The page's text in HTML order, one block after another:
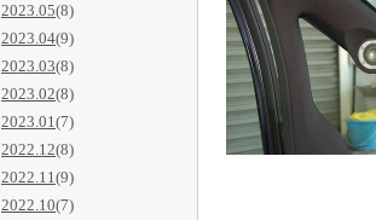
2023.05(8)
2023.04(9)
2023.03(8)
2023.02(8)
2023.01(7)
2022.12(8)
2022.11(9)
2022.10(7)